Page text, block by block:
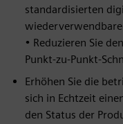
standardisierten
• Reduzieren Sie
Punkt-zu-Punkt-
Erhöhen Sie die
sich in Echtzeit
den Status der